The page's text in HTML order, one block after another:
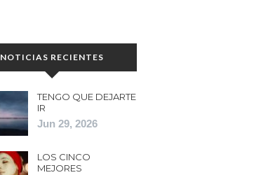
NOTICIAS RECIENTES
TENGO QUE DEJARTE
IR
Jun 29, 2026
LOS CINCO
MEJORES